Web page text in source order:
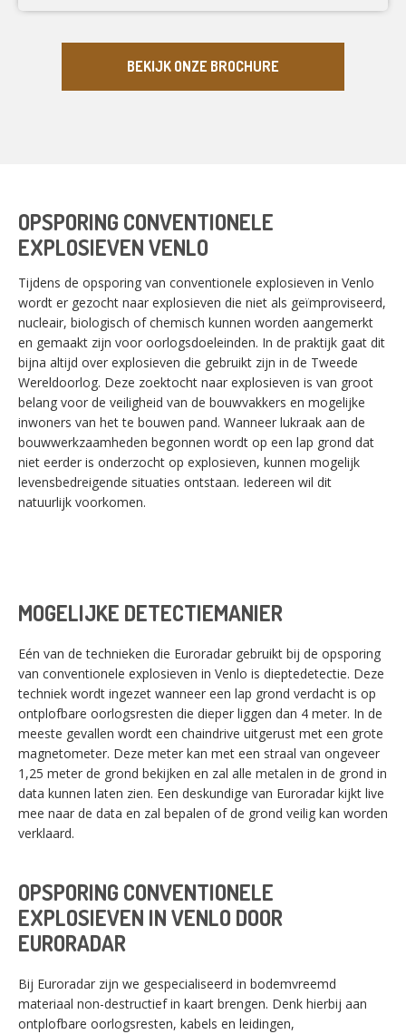
BEKIJK ONZE BROCHURE
OPSPORING CONVENTIONELE
EXPLOSIEVEN VENLO
Tijdens de opsporing van conventionele explosieven in Venlo
wordt er gezocht naar explosieven die niet als geïmproviseerd,
nucleair, biologisch of chemisch kunnen worden aangemerkt
en gemaakt zijn voor oorlogsdoeleinden. In de praktijk gaat dit
bijna altijd over explosieven die gebruikt zijn in de Tweede
Wereldoorlog. Deze zoektocht naar explosieven is van groot
belang voor de veiligheid van de bouwvakkers en mogelijke
inwoners van het te bouwen pand. Wanneer lukraak aan de
bouwwerkzaamheden begonnen wordt op een lap grond dat
niet eerder is onderzocht op explosieven, kunnen mogelijk
levensbedreigende situaties ontstaan. Iedereen wil dit
natuurlijk voorkomen.
MOGELIJKE DETECTIEMANIER
Eén van de technieken die Euroradar gebruikt bij de opsporing
van conventionele explosieven in Venlo is dieptedetectie. Deze
techniek wordt ingezet wanneer een lap grond verdacht is op
ontplofbare oorlogsresten die dieper liggen dan 4 meter. In de
meeste gevallen wordt een chaindrive uitgerust met een grote
magnetometer. Deze meter kan met een straal van ongeveer
1,25 meter de grond bekijken en zal alle metalen in de grond in
data kunnen laten zien. Een deskundige van Euroradar kijkt live
mee naar de data en zal bepalen of de grond veilig kan worden
verklaard.
OPSPORING CONVENTIONELE
EXPLOSIEVEN IN VENLO DOOR
EURORADAR
Bij Euroradar zijn we gespecialiseerd in bodemvreemd
materiaal non-destructief in kaart brengen. Denk hierbij aan
ontplofbare oorlogsresten, kabels en leidingen,